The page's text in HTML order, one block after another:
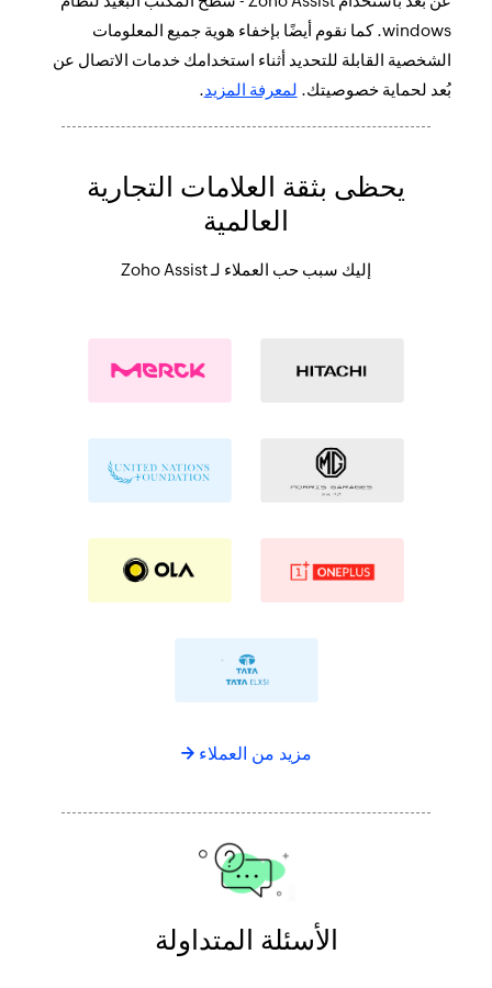
windows. كما نقوم أيضًا بإخفاء هوية جميع المعلومات
الشخصية القابلة للتحديد أثناء استخدامك خدمات الاتصال عن
بُعد لحماية خصوصيتك. لمعرفة المزيد.
يحظى بثقة العلامات التجارية
العالمية
إليك سبب حب العملاء لـ Zoho Assist
مزيد من العملاء →
الأسئلة المتداولة